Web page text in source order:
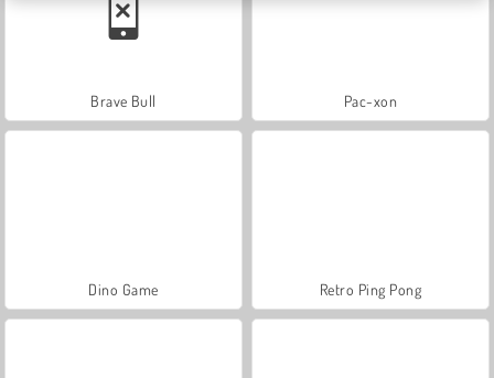
Brave Bull Pac-xon
Dino Game Retro Ping Pong